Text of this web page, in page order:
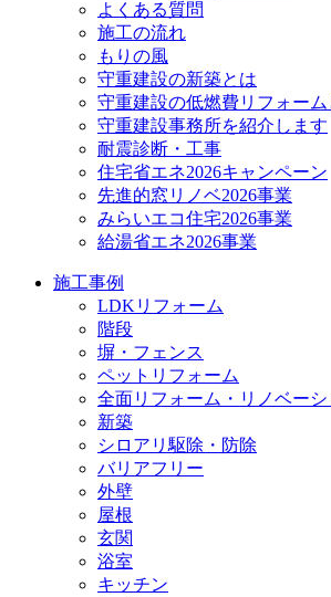
よくある質問
施工の流れ
もりの風
守重建設の新築とは
守重建設の低燃費リフォーム
守重建設事務所を紹介します
耐震診断・工事
住宅省エネ2026キャンペーン
先進的窓リノベ2026事業
みらいエコ住宅2026事業
給湯省エネ2026事業
施工事例
LDKリフォーム
階段
塀・フェンス
ペットリフォーム
全面リフォーム・リノベーシ
新築
シロアリ駆除・防除
バリアフリー
外壁
屋根
玄関
浴室
キッチン